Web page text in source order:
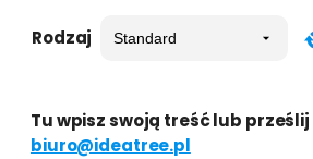
Rodzaj
Tu wpisz swoją treść lub
biuro@ideatree.pl